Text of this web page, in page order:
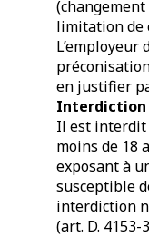
limitation de
L’employeur
en justifier
Interdiction
Il est interdit
moins de 18
exposant à
susceptible
interdiction
(art. D. 4153-